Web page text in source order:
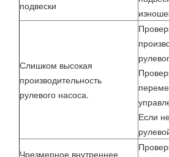
подвески
Слишком высокая
производительность
рулевого насоса.
Если
Чрезмерное внутреннее